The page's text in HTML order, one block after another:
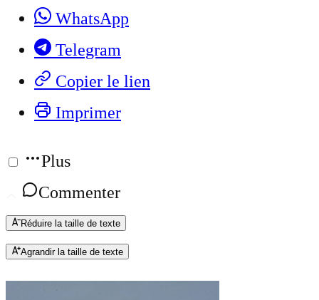
WhatsApp
Telegram
Copier le lien
Imprimer
Plus
Commenter
Réduire la taille de texte
Agrandir la taille de texte